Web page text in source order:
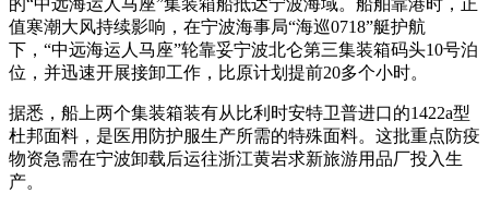
值寒潮大风持续影响，在宁波海事局“海巡0718”艇护航
下，“中远海运人马座”轮靠妥宁波北仑第三集装箱码头10号泊
位，并迅速开展接卸工作，比原计划提前20多个小时。
据悉，船上两个集装箱装有从比利时安特卫普进口的1422a型
杜邦面料，是医用防护服生产所需的特殊面料。这批重点防疫
物资急需在宁波卸载后运往浙江黄岩求新旅游用品厂投入生
产。